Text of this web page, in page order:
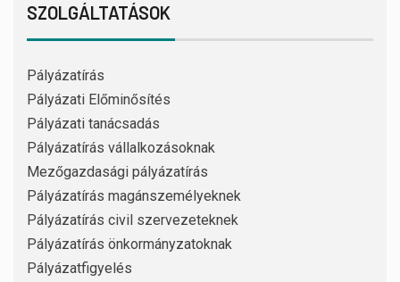
SZOLGÁLTATÁSOK
Pályázatírás
Pályázati Előminősítés
Pályázati tanácsadás
Pályázatírás vállalkozásoknak
Mezőgazdasági pályázatírás
Pályázatírás magánszemélyeknek
Pályázatírás civil szervezeteknek
Pályázatírás önkormányzatoknak
Pályázatfigyelés